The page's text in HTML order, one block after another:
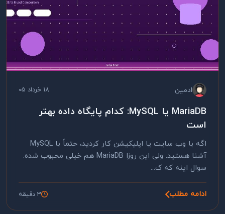
ادمین 18 خرداد 05
MariaDB یا MySQL: کدام پایگاه داده بهتر
است
اگه با وب سایت یا اپلیکیشن کار کردید، حتماً با MySQL
آشنا هستید. ولی این روزا MariaDB هم خیلی محبوب شده.
سوال اینه که ک...
ادامه مطلب 3 دقیقه